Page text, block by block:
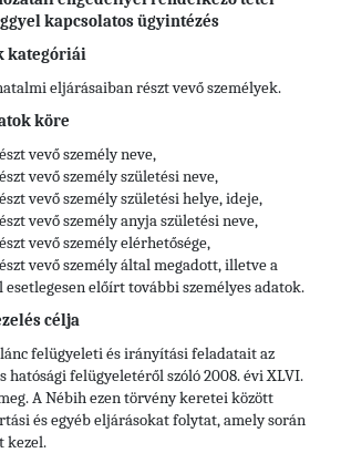
kapcsolatos ügyintézés
kategóriái
eljárásaiban részt vevő személyek.
köre
vevő személy neve,
vevő személy születési neve,
vevő személy születési helye, ideje,
vevő személy anyja születési neve,
vevő személy elérhetősége,
vevő személy által megadott, illetve a
esetlegesen előírt további személyes adatok.
célja
felügyeleti és irányítási feladatait az
hatósági felügyeletéről szóló 2008. évi XLVI.
A Nébih ezen törvény keretei között
és egyéb eljárásokat folytat, amely során
kezel.